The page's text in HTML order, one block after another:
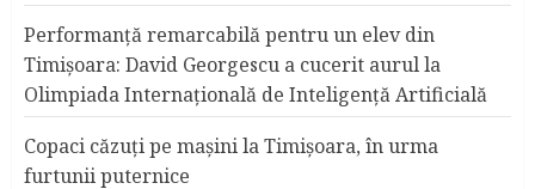
Performanță remarcabilă pentru un elev din
Timișoara: David Georgescu a cucerit aurul la
Olimpiada Internațională de Inteligență Artificială
Copaci căzuţi pe maşini la Timişoara, în urma
furtunii puternice